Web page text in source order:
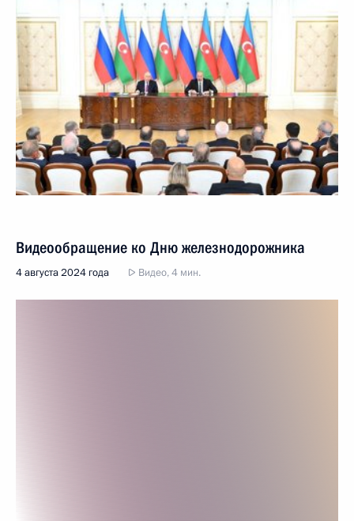
Видеообращение ко Дню железнодорожника
4 августа 2024 года Видео, 4 мин.